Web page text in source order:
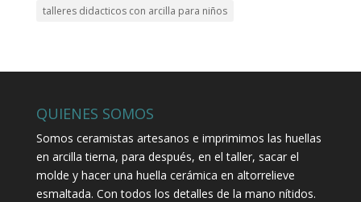
talleres didacticos con arcilla para niños
QUIENES SOMOS
Somos ceramistas artesanos e imprimimos las huellas
en arcilla tierna, para después, en el taller, sacar el
molde y hacer una huella cerámica en altorrelieve
esmaltada. Con todos los detalles de la mano nítidos.